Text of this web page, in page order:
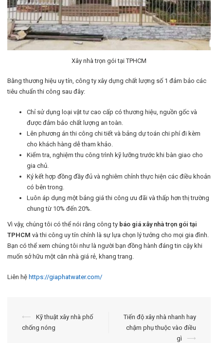
Xây nhà trọn gói tại TPHCM
Bằng thương hiệu uy tín, công ty xây dựng chất lượng số 1 đảm bảo các
tiêu chuẩn thi công sau đây:
Chỉ sử dụng loại vật tư cao cấp có thương hiệu, nguồn gốc và
được đảm bảo chất lượng an toàn.
Lên phương án thi công chi tiết và bảng dự toán chi phí đi kèm
cho khách hàng dễ tham khảo.
Kiểm tra, nghiệm thu công trình kỹ lưỡng trước khi bàn giao cho
gia chủ.
Ký kết hợp đồng đầy đủ và nghiêm chỉnh thực hiện các điều khoản
có bên trong.
Luôn áp dụng một bảng giá thi công ưu đãi và thấp hơn thị trường
chung từ 10% đến 20%.
Vì vậy, chúng tôi có thể nói rằng công ty báo giá xây nhà trọn gói tại
TPHCM và thi công uy tín chính là sự lựa chọn lý tưởng cho mọi gia đình.
Bạn có thể xem chúng tôi như là người bạn đồng hành đáng tin cậy khi
muốn sở hữu một căn nhà giá rẻ, khang trang.
Liên hệ https://giaphatwater.com/
Điều
hướng
⟵
Kỹ thuật xây nhà phố
chống nóng
Tiến độ xây nhà nhanh hay
chậm phụ thuộc vào điều
gì
⟶